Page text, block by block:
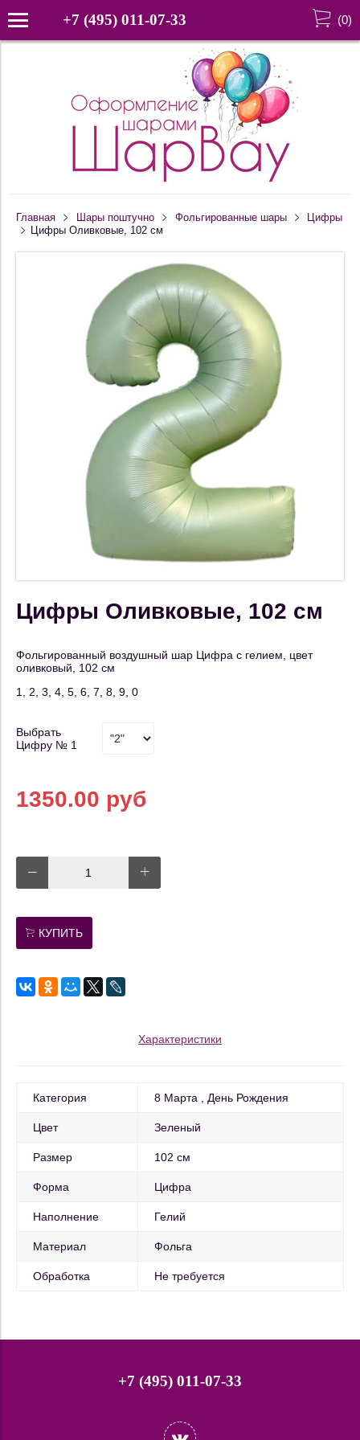
+7 (495) 011-07-33 (0)
Главная Шары поштучно Фольгированные шары
Цифры
Цифры Оливковые, 102 см
Цифры Оливковые, 102 см
Фольгированный воздушный шар Цифра с гелием, цвет
оливковый, 102 см
1, 2, 3, 4, 5, 6, 7, 8, 9, 0
Выбрать
Цифру № 1
1350.00 руб
КУПИТЬ
Характеристики
Категория 8 Марта День Рождения
Цвет Зеленый
Размер 102 см
Форма Цифра
Наполнение Гелий
Материал Фольга
Обработка Не требуется
+7 (495) 011-07-33